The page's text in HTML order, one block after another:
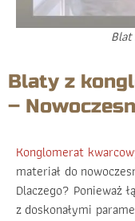
Blaty z
–
Konglomerat
materiał do
Dlaczego? Ponieważ
z doskonałymi